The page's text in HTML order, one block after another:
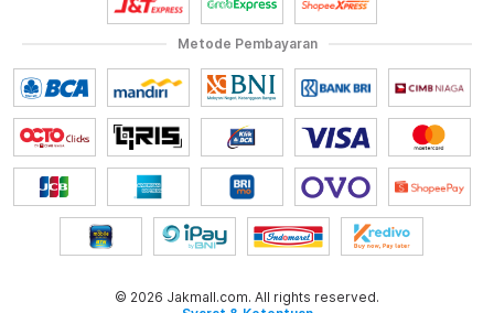
Metode Pembayaran
© 2026 Jakmall.com. All rights reserved.